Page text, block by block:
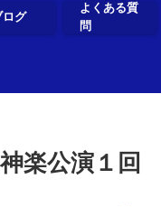
ログ
よくある質
問
楽公演１回